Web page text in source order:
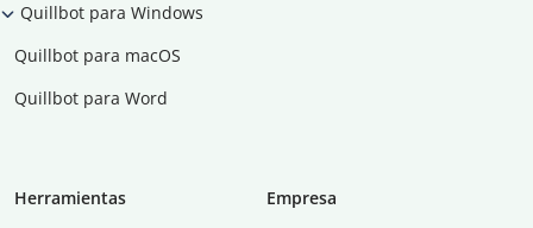
Quillbot para Windows
Quillbot para macOS
Quillbot para Word
Herramientas
Empresa